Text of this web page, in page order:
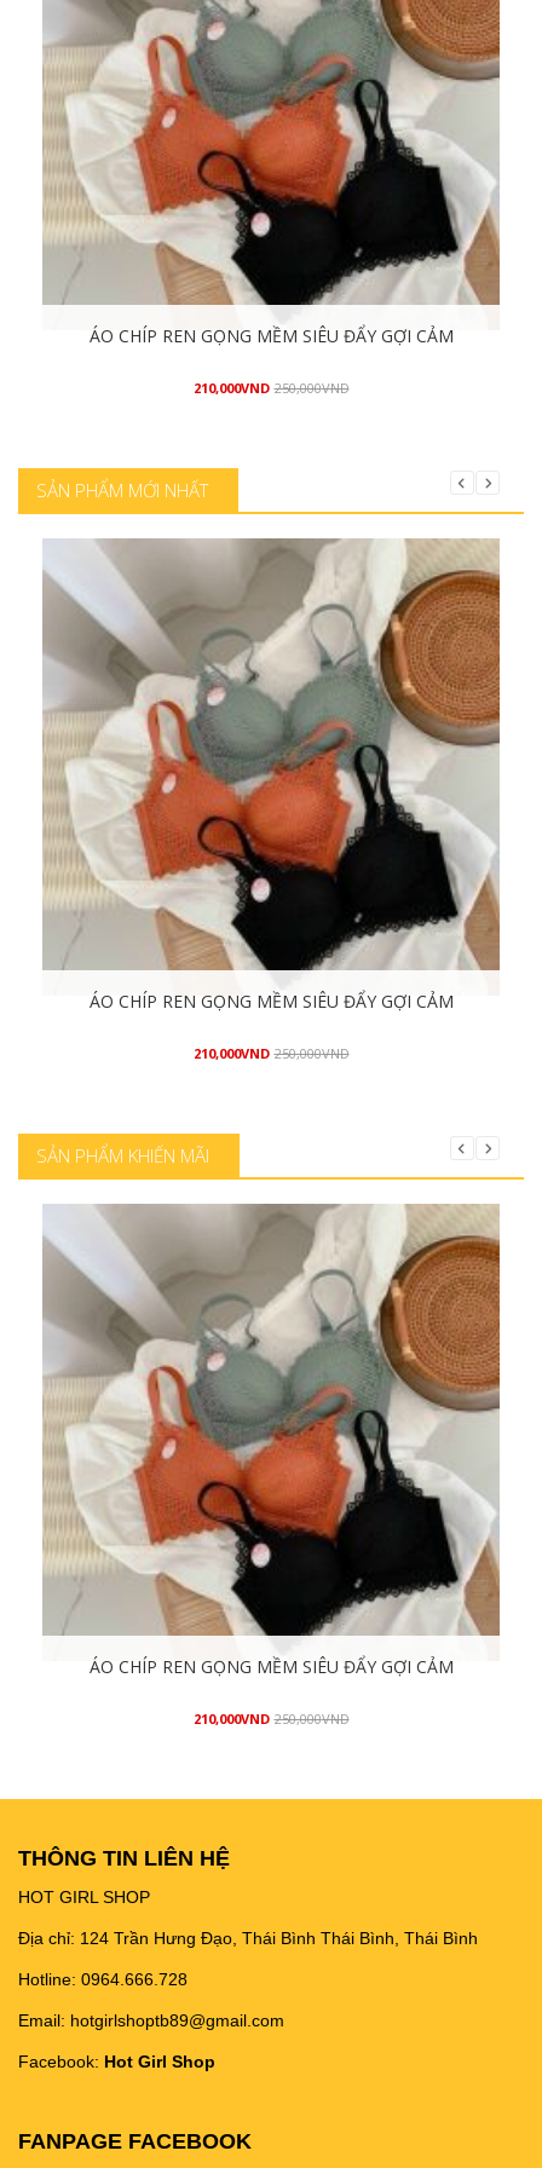
ÁO CHÍP REN GỌNG MỀM SIÊU ĐẨY GỢI CẢM
210,000VND 250,000VND
SẢN PHẨM MỚI NHẤT
ÁO CHÍP REN GỌNG MỀM SIÊU ĐẨY GỢI CẢM
210,000VND 250,000VND
SẢN PHẨM KHIẾN MÃI
ÁO CHÍP REN GỌNG MỀM SIÊU ĐẨY GỢI CẢM
210,000VND 250,000VND
THÔNG TIN LIÊN HỆ
HOT GIRL SHOP
Địa chỉ: 124 Trần Hưng Đạo, Thái Bình Thái Bình, Thái Bình
Hotline: 0964.666.728
Email: hotgirlshoptb89@gmail.com
Facebook: Hot Girl Shop
FANPAGE FACEBOOK